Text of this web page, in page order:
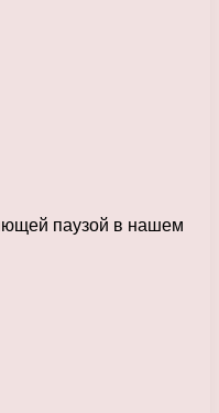
паузой в нашем